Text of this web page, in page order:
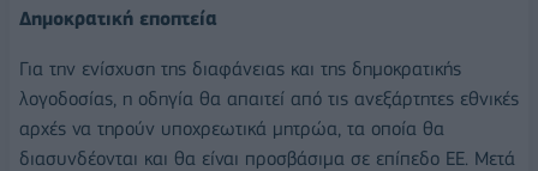
Δημοκρατική εποπτεία
Για την ενίσχυση της διαφάνειας και της δημοκρατικής
λογοδοσίας, η οδηγία θα απαιτεί από τις ανεξάρτητες εθνικές
αρχές να τηρούν υποχρεωτικά μητρώα, τα οποία θα
διασυνδέονται και θα είναι προσβάσιμα σε επίπεδο ΕΕ. Μετά